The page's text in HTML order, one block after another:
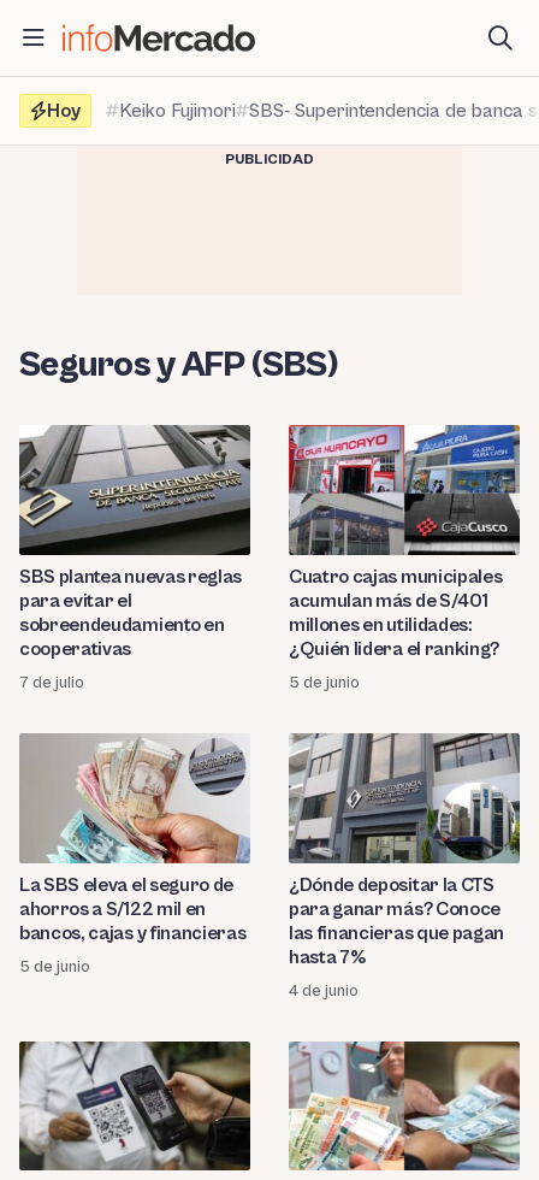
contenido
Hoy
Keiko Fujimori SBS- Superintendencia de banca
PUBLICIDAD
Seguros y AFP (SBS)
SBS plantea nuevas reglas
para evitar el
sobreendeudamiento en
cooperativas
7 de julio
Cuatro cajas municipales
acumulan más de S/401
millones en utilidades:
¿Quién lidera el ranking?
5 de junio
La SBS eleva el seguro de
ahorros a S/122 mil en
bancos, cajas y financieras
5 de junio
¿Dónde depositar la CTS
para ganar más? Conoce
las financieras que pagan
hasta 7%
4 de junio